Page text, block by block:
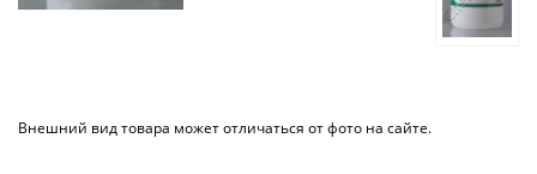
Внешний вид товара может отличаться от фото на сайте.